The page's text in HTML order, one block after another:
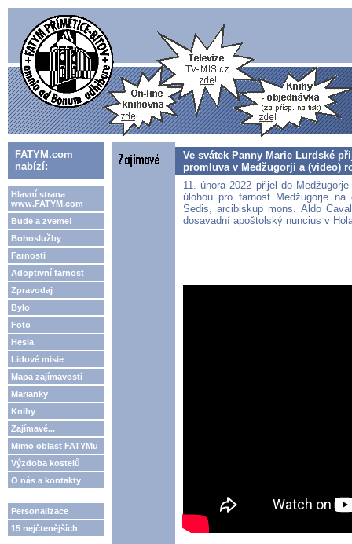
FATYM.com
nabízí:
Hlavní strana
www.FATYM.com
Bude a zveme!
Bohoslužby
Farnosti
Adoptivní farnost
Zpravodaj
Bylo
Foto
Hesla
Lidové misie
Mapa zajímavostí
Marianky
Knihy
Zajímavé...
Mimo oblast FATYMu
Výzdoba kostelů
O nás a kontakty
Personalizace
15 nejčtenějších
Ve svátek Panny Marie Lurdské
promluva v Medžugorji a (video)
11. února 2022 přijel do
úlohou pro farnost Medžugorje
Sedis, arcibiskup mons. Aldo
dosavadní apoštolský nuncius v